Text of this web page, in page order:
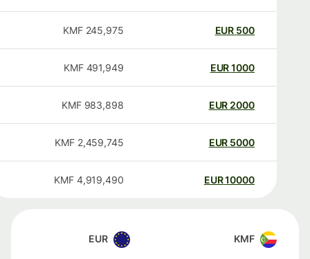
500
EUR
245,975
KMF
1000
EUR
491,949
KMF
2000
EUR
983,898
KMF
5000
EUR
2,459,745
KMF
10000
EUR
4,919,490
KMF
KMF
EUR